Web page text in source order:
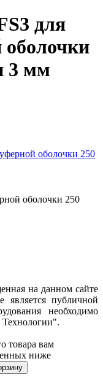
для
оболочки
3 мм
оболочки 250
на данном сайте
является публичной
необходимо
товара вам
ниже